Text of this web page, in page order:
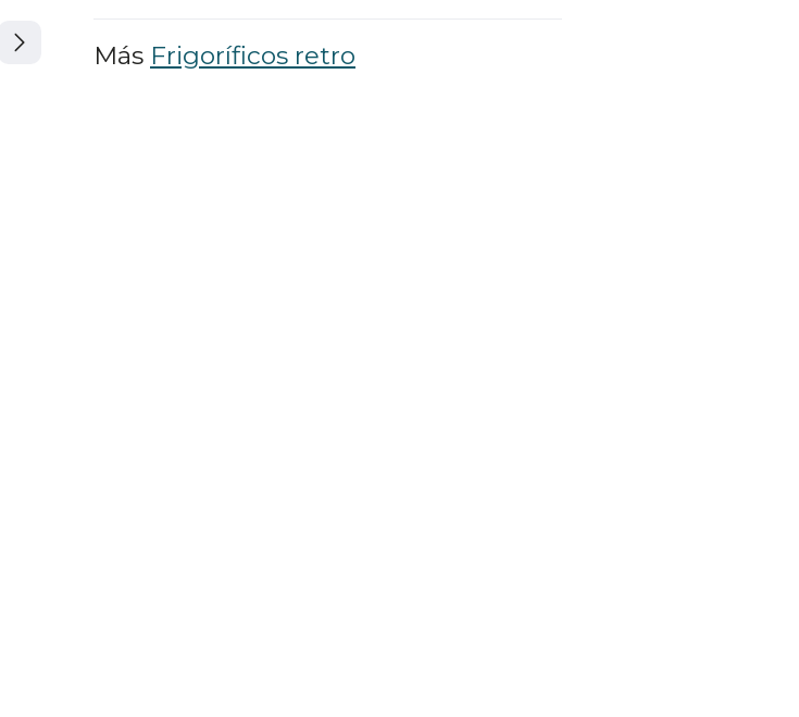
Más Frigoríficos retro